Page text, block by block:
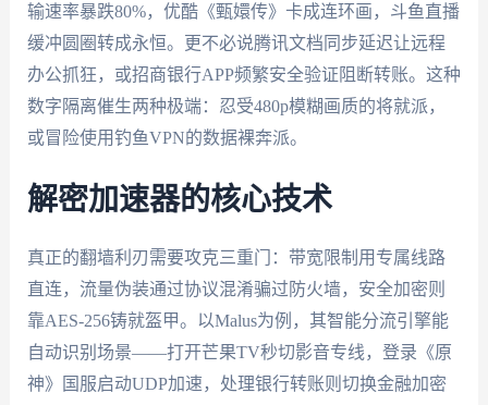
输速率暴跌80%，优酷《甄嬛传》卡成连环画，斗鱼直播
缓冲圆圈转成永恒。更不必说腾讯文档同步延迟让远程
办公抓狂，或招商银行APP频繁安全验证阻断转账。这种
数字隔离催生两种极端：忍受480p模糊画质的将就派，
或冒险使用钓鱼VPN的数据裸奔派。
解密加速器的核心技术
真正的翻墙利刃需要攻克三重门：带宽限制用专属线路
直连，流量伪装通过协议混淆骗过防火墙，安全加密则
靠AES-256铸就盔甲。以Malus为例，其智能分流引擎能
自动识别场景——打开芒果TV秒切影音专线，登录《原
神》国服启动UDP加速，处理银行转账则切换金融加密